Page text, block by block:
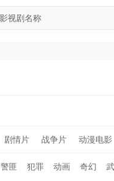
剧情片 战争片 动漫电影
警匪 犯罪 动画 奇幻